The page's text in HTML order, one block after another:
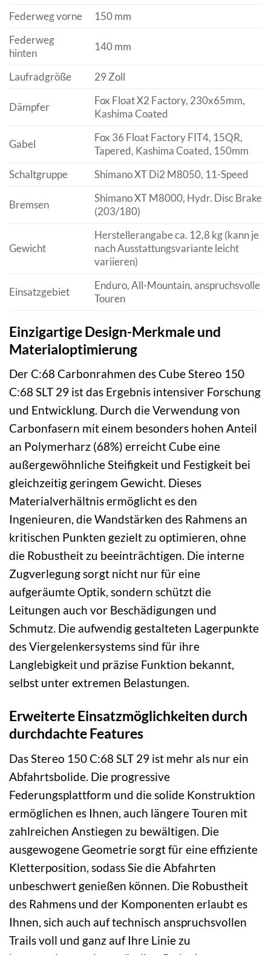
Federweg vorne
150 mm
Federweg
hinten
140 mm
Laufradgröße 29 Zoll
Dämpfer
Fox Float X2 Factory, 230x65mm,
Kashima Coated
Gabel
Fox 36 Float Factory FIT4, 15QR,
Tapered, Kashima Coated, 150mm
Schaltgruppe
Shimano XT Di2 M8050, 11-Speed
Bremsen
Shimano XT M8000, Hydr. Disc Brake
(203/180)
Gewicht
Herstellerangabe ca. 12,8 kg (kann je
nach Ausstattungsvariante leicht
variieren)
Einsatzgebiet
Enduro, All-Mountain, anspruchsvolle
Touren
Einzigartige Design-Merkmale und
Materialoptimierung
Der C:68 Carbonrahmen des Cube Stereo 150
C:68 SLT 29 ist das Ergebnis intensiver Forschung
und Entwicklung. Durch die Verwendung von
Carbonfasern mit einem besonders hohen Anteil
an Polymerharz (68%) erreicht Cube eine
außergewöhnliche Steifigkeit und Festigkeit bei
gleichzeitig geringem Gewicht. Dieses
Materialverhältnis ermöglicht es den
Ingenieuren, die Wandstärken des Rahmens an
kritischen Punkten gezielt zu optimieren, ohne
die Robustheit zu beeinträchtigen. Die interne
Zugverlegung sorgt nicht nur für eine
aufgeräumte Optik, sondern schützt die
Leitungen auch vor Beschädigungen und
Schmutz. Die aufwendig gestalteten Lagerpunkte
des Viergelenkersystems sind für ihre
Langlebigkeit und präzise Funktion bekannt,
selbst unter extremen Belastungen.
Erweiterte Einsatzmöglichkeiten durch
durchdachte Features
Das Stereo 150 C:68 SLT 29 ist mehr als nur ein
Abfahrtsbolide. Die progressive
Federungsplattform und die solide Konstruktion
ermöglichen es Ihnen, auch längere Touren mit
zahlreichen Anstiegen zu bewältigen. Die
ausgewogene Geometrie sorgt für eine effiziente
Kletterposition, sodass Sie die Abfahrten
unbeschwert genießen können. Die Robustheit
des Rahmens und der Komponenten erlaubt es
Ihnen, sich auch auf technisch anspruchsvollen
Trails voll und ganz auf Ihre Linie zu